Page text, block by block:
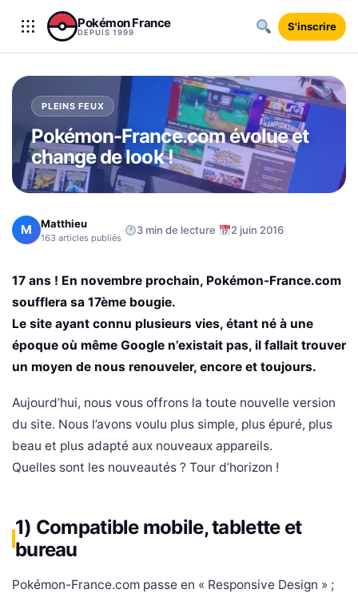
Aller au contenu
Pokémon France
DEPUIS 1999 S'inscrire
PLEINS FEUX
Pokémon-France.com évolue et
change de look !
M Matthieu
163 articles publiés · 3 min de lecture· 2 juin 2016
17 ans ! En novembre prochain, Pokémon-France.com
soufflera sa 17ème bougie.
Le site ayant connu plusieurs vies, étant né à une
époque où même Google n’existait pas, il fallait trouver
un moyen de nous renouveler, encore et toujours.
Aujourd’hui, nous vous offrons la toute nouvelle version
du site. Nous l’avons voulu plus simple, plus épuré, plus
beau et plus adapté aux nouveaux appareils.
Quelles sont les nouveautés ? Tour d’horizon !
1) Compatible mobile, tablette et
bureau
Pokémon-France.com passe en « Responsive Design » ;